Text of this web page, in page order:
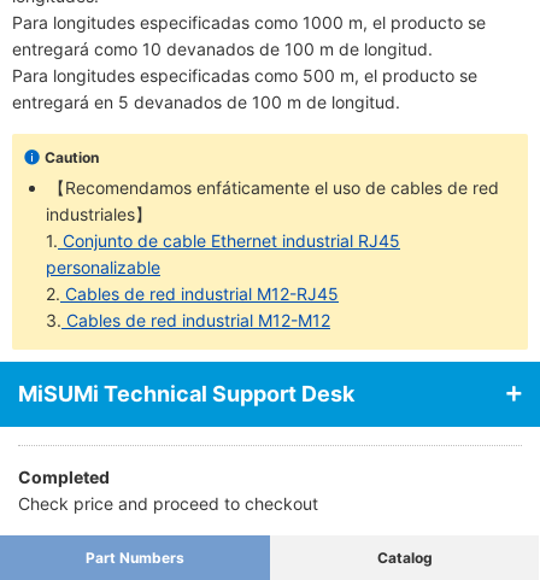
Para longitudes especificadas como 1000 m, el producto se
entregará como 10 devanados de 100 m de longitud.
Para longitudes especificadas como 500 m, el producto se
entregará en 5 devanados de 100 m de longitud.
Caution
【Recomendamos enfáticamente el uso de cables de red
industriales】
1. Conjunto de cable Ethernet industrial RJ45
personalizable
2. Cables de red industrial M12-RJ45
3. Cables de red industrial M12-M12
MiSUMi Technical Support Desk
Completed
Check price and proceed to checkout
Part Numbers Catalog